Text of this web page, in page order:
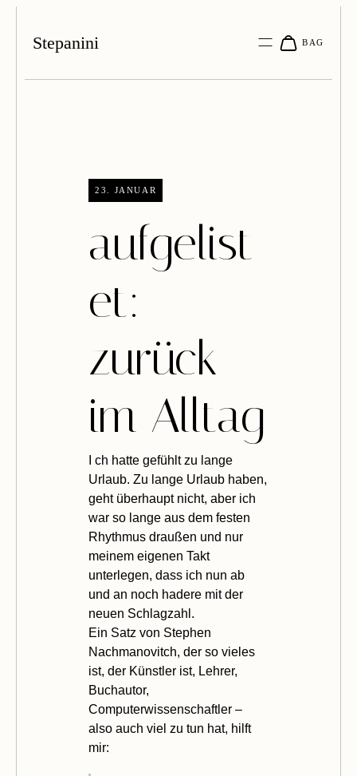
Stepanini
23. JANUAR
aufgelist
et:
zurück
im Alltag
ch hatte gefühlt zu lange
Urlaub. Zu lange Urlaub haben,
geht überhaupt nicht, aber ich
war so lange aus dem festen
Rhythmus draußen und nur
meinem eigenen Takt
unterlegen, dass ich nun ab
und an noch hadere mit der
neuen Schlagzahl.
Ein Satz von Stephen
Nachmanovitch, der so vieles
ist, der Künstler ist, Lehrer,
Buchautor,
Computerwissenschaftler –
also auch viel zu tun hat, hilft
mir: